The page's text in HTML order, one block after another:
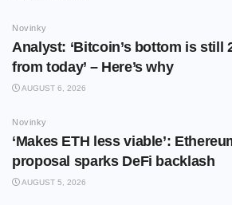
Novinky
Analyst: ‘Bitcoin’s bottom is still
from today’ – Here’s why
AUGUST 6, 2026
Novinky
‘Makes ETH less viable’:
proposal sparks DeFi backlash
AUGUST 5, 2026